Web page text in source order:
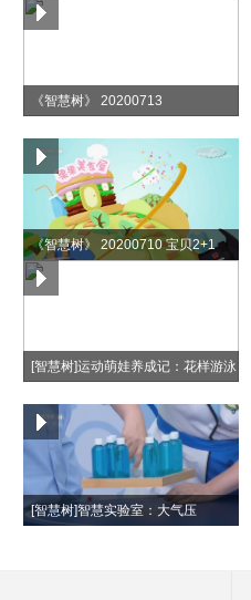
《智慧树》 20200713
《智慧树》 20200710 宝贝2+1
[智慧树]运动萌娃养成记：花样游泳
[智慧树]智慧实验室：大气压